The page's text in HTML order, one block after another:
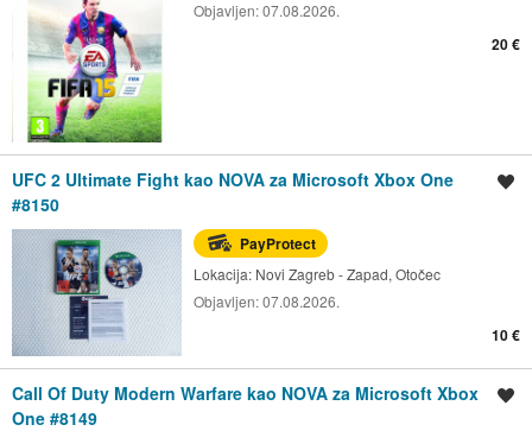
Objavljen:07.08.2026.
20 €
UFC 2 Ultimate Fight kao NOVA za Microsoft Xbox One
#8150
PayProtect
Lokacija: Novi Zagreb - Zapad, Otočec
Objavljen:07.08.2026.
10 €
Call Of Duty Modern Warfare kao NOVA za Microsoft Xbox
One #8149